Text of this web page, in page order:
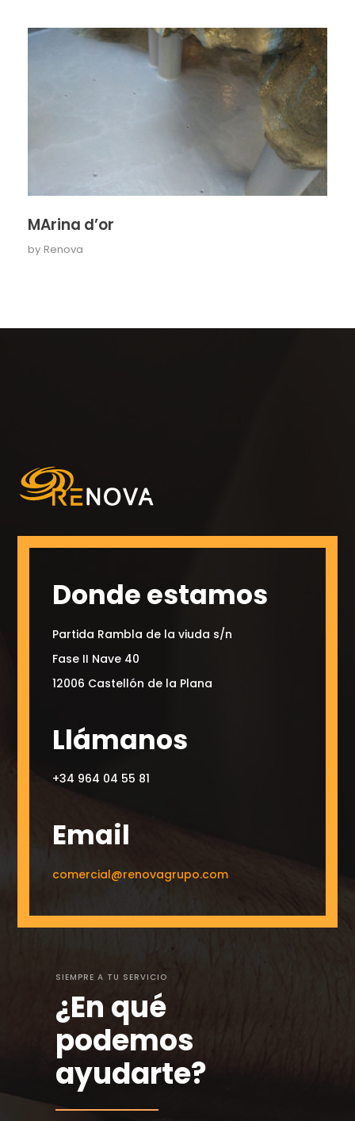
MArina d’or
by Renova
SIEMPRE A TU SERVICIO
¿En qué
podemos
ayudarte?
Donde estamos
Partida Rambla de la viuda s/n
Fase II Nave 40
12006 Castellón de la Plana
Llámanos
+34 964 04 55 81
Email
comercial@renovagrupo.com